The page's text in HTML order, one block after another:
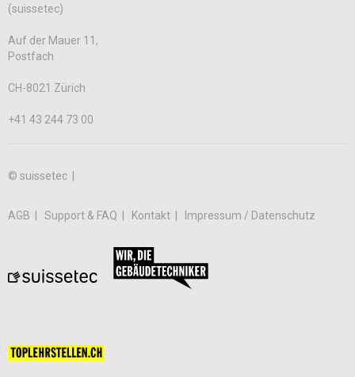
(suissetec)
Auf der Mauer 11,
Postfach
CH-8021 Zürich
+41 43 244 73 00
© suissetec |
AGB Support & FAQ Kontakt Impressum / Datenschutz